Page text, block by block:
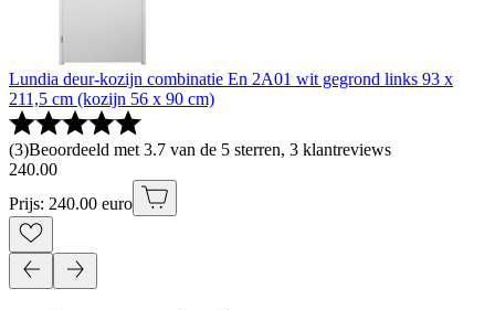
Lundia deur-kozijn combinatie En 2A01 wit gegrond links 93 x
211,5 cm (kozijn 56 x 90 cm)
(3)Beoordeeld met 3.7 van de 5 sterren, 3 klantreviews
240.00
Prijs: 240.00 euro